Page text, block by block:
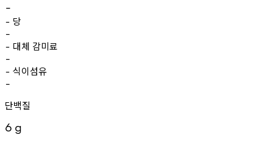
-
- 당
-
- 대체 감미료
-
- 식이섬유
-
단백질
6 g